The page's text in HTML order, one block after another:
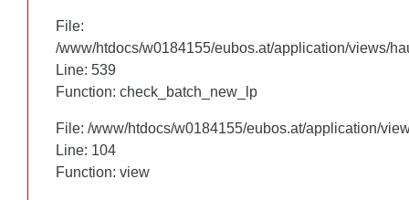
File:
/www/htdocs/w0184155/eubos.at/application/views/
Line: 460
Function: check_batch_new_lp
File: /www/htdocs/w0184155/eubos.at/application/
Line: 104
Function: view
File:
/www/htdocs/w0184155/eubos.at/application/views/
Line: 539
Function: check_batch_new_lp
File: /www/htdocs/w0184155/eubos.at/application/
Line: 104
Function: view